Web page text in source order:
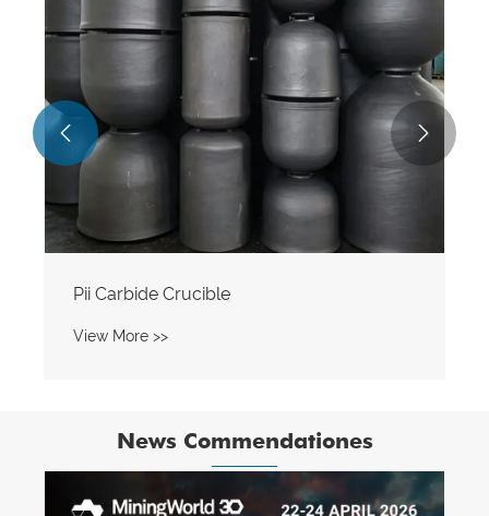
 
News Commendationes